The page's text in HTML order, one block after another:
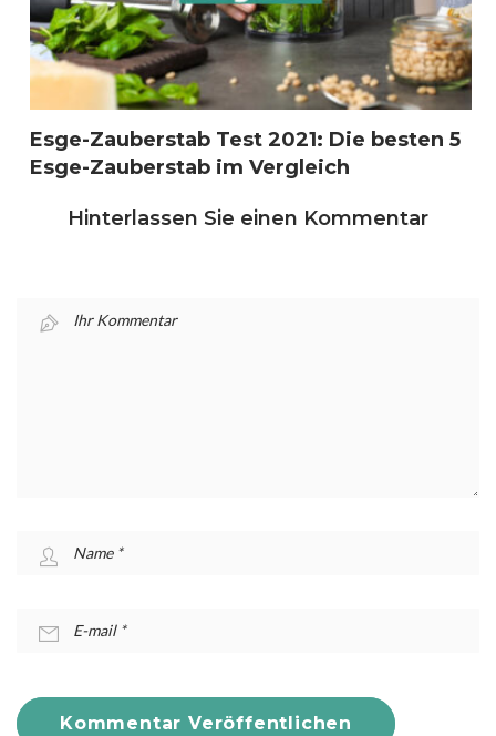
Esge-Zauberstab Test 2021: Die besten 5
Esge-Zauberstab im Vergleich
Hinterlassen Sie einen Kommentar